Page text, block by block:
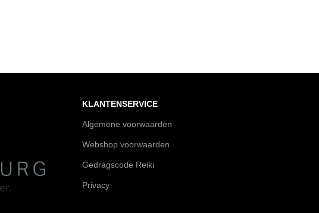
KLANTENSERVICE
Algemene voorwaarden
Webshop voorwaarden
Gedragscode Reiki
Privacy